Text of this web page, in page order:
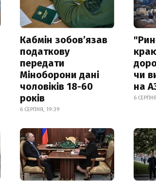
Кабмін зобовʼязав
податкову
передати
Міноборони дані
чоловіків 18-60
років
6 СЕРПНЯ, 19:39
чи
на
6